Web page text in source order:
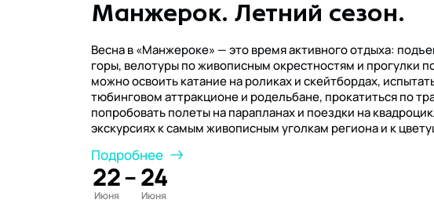
Манжерок. Летний сезон.
Весна в «Манжероке» — это время активного отдыха:
горы, велотуры по живописным окрестностям и прогулки
можно освоить катание на роликах и скейтбордах,
тюбинговом аттракционе и родельбане, прокатиться по
попробовать полеты на парапланах и поездки на
экскурсиях к самым живописным уголкам региона и к
Подробнее
22
Июня
–24
Июня